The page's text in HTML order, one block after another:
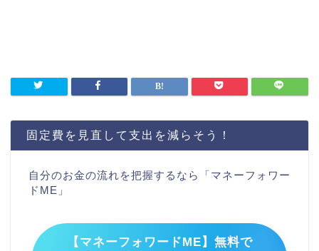
固定費を見直して支出を減らそう！
自分のお金の流れを把握するなら「マネーフォワー
ドME」
【マネーフォワードME】無料で